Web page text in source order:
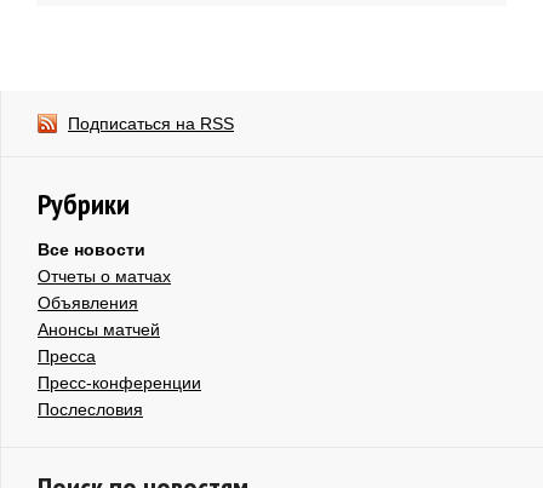
Подписаться на RSS
Рубрики
Все новости
Отчеты о матчах
Объявления
Анонсы матчей
Пресса
Пресс-конференции
Послесловия